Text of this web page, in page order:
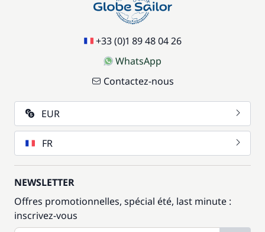
+33 (0)1 89 48 04 26
WhatsApp
Contactez-nous
EUR
FR
NEWSLETTER
Offres promotionnelles, spécial été, last minute :
inscrivez-vous